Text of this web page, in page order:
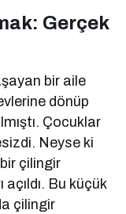
Gerçek
bir aile
dönüp
Çocuklar
Neyse ki
çilingir
Bu küçük
çilingir